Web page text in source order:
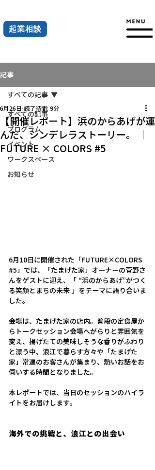
起業相談
記事
すべての記事
プログラム
イベント
ワークスペース
お知らせ
すべての記事
【開催レポート】浜のからあげが運
んだ、シンデレラストーリー。 ｜
FUTURE × COLORS #5
6月26日 読了時間: 9分
6月10日に開催された「FUTURE×COLORS
#5」では、「たまげた家」オーナーの菅野さ
んをゲストに迎え、「 “浜のからあげ”がつく
る笑顔とまちの未来 」をテーマに語り合いま
した。
会場は、たまげた家の店内。普段の定食屋か
らトークセッション会場へがらりと雰囲気を
変え、揚げたての美味しそうな香りがふわり
と漂う中、浪江で暮らす方々や「たまげた
家」常連のお客さんが集まり、熱いお話をお
伺いする時間となりました。
本レポートでは、当日のセッションのハイラ
イトをお届けします。
海外での挑戦と、浪江との出会い